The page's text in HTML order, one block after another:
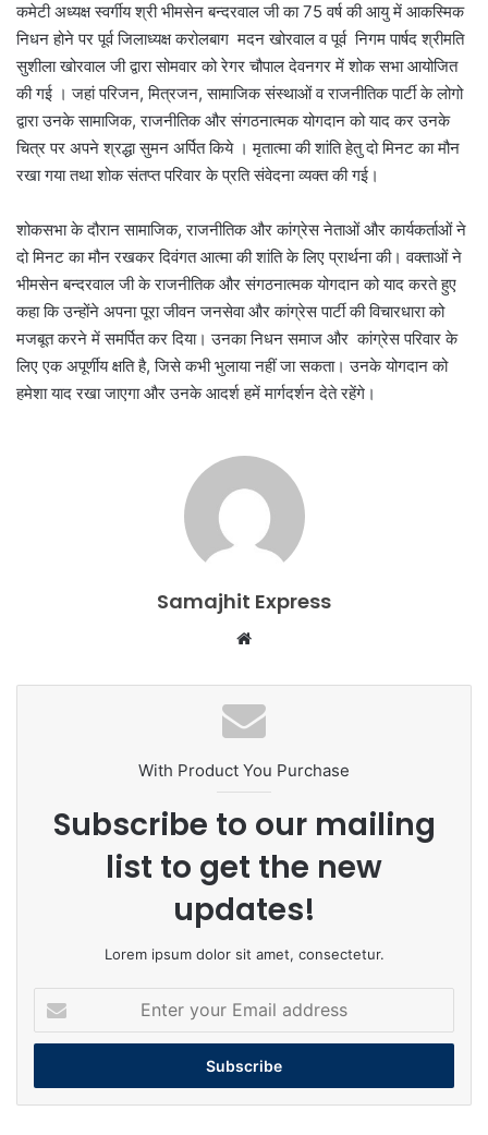
कमेटी अध्यक्ष स्वर्गीय श्री भीमसेन बन्दरवाल जी का 75 वर्ष की आयु में आकस्मिक
निधन होने पर पूर्व जिलाध्यक्ष करोलबाग मदन खोरवाल व पूर्व निगम पार्षद श्रीमति
सुशीला खोरवाल जी द्वारा सोमवार को रेगर चौपाल देवनगर में शोक सभा आयोजित
की गई । जहां परिजन, मित्रजन, सामाजिक संस्थाओं व राजनीतिक पार्टी के लोगो
द्वारा उनके सामाजिक, राजनीतिक और संगठनात्मक योगदान को याद कर उनके
चित्र पर अपने श्रद्धा सुमन अर्पित किये । मृतात्मा की शांति हेतु दो मिनट का मौन
रखा गया तथा शोक संतप्त परिवार के प्रति संवेदना व्यक्त की गई।
शोकसभा के दौरान सामाजिक, राजनीतिक और कांग्रेस नेताओं और कार्यकर्ताओं ने
दो मिनट का मौन रखकर दिवंगत आत्मा की शांति के लिए प्रार्थना की। वक्ताओं ने
भीमसेन बन्दरवाल जी के राजनीतिक और संगठनात्मक योगदान को याद करते हुए
कहा कि उन्होंने अपना पूरा जीवन जनसेवा और कांग्रेस पार्टी की विचारधारा को
मजबूत करने में समर्पित कर दिया। उनका निधन समाज और कांग्रेस परिवार के
लिए एक अपूर्णीय क्षति है, जिसे कभी भुलाया नहीं जा सकता। उनके योगदान को
हमेशा याद रखा जाएगा और उनके आदर्श हमें मार्गदर्शन देते रहेंगे।
Samajhit Express
With Product You Purchase
Subscribe to our mailing
list to get the new
updates!
Lorem ipsum dolor sit amet, consectetur.
your
Email